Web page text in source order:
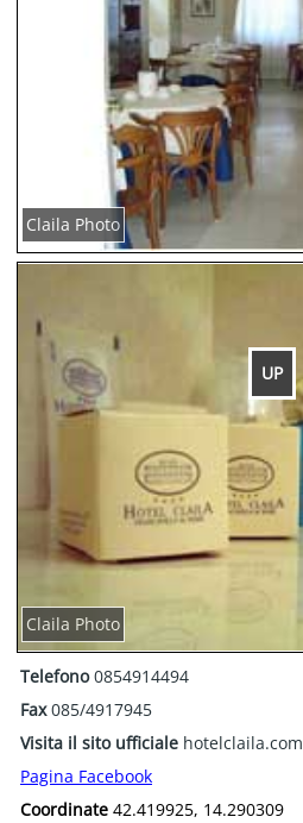
UP
Claila Photo
Claila Photo
Telefono0854914494
Fax085/4917945
Visita il sito ufficiale hotelclaila.com
Pagina Facebook
Coordinate 42.419925, 14.290309